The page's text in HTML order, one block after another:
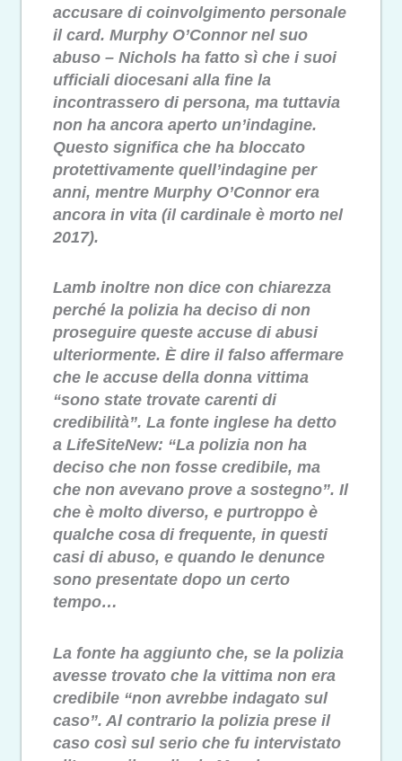
accusare di coinvolgimento personale
il card. Murphy O’Connor nel suo
abuso – Nichols ha fatto sì che i suoi
ufficiali diocesani alla fine la
incontrassero di persona, ma tuttavia
non ha ancora aperto un’indagine.
Questo significa che ha bloccato
protettivamente quell’indagine per
anni, mentre Murphy O’Connor era
ancora in vita (il cardinale è morto nel
2017).
Lamb inoltre non dice con chiarezza
perché la polizia ha deciso di non
proseguire queste accuse di abusi
ulteriormente. È dire il falso affermare
che le accuse della donna vittima
“sono state trovate carenti di
credibilità”. La fonte inglese ha detto
a LifeSiteNew: “La polizia non ha
deciso che non fosse credibile, ma
che non avevano prove a sostegno”. Il
che è molto diverso, e purtroppo è
qualche cosa di frequente, in questi
casi di abuso, e quando le denunce
sono presentate dopo un certo
tempo…
La fonte ha aggiunto che, se la polizia
avesse trovato che la vittima non era
credibile “non avrebbe indagato sul
caso”. Al contrario la polizia prese il
caso così sul serio che fu intervistato